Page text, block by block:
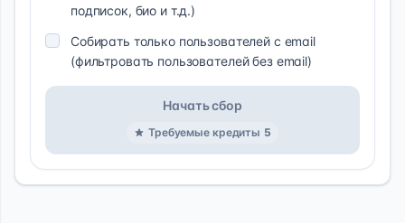
подписок, био и т.д.)
Собирать только пользователей с email
(фильтровать пользователей без email)
Начать сбор
Требуемые кредиты 5